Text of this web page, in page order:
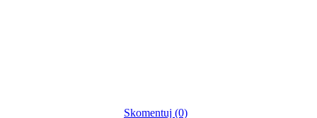
Skomentuj (0)